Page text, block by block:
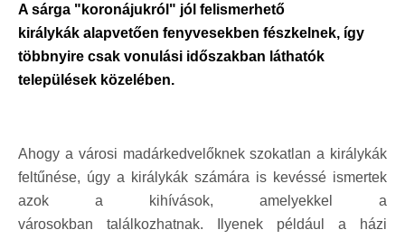
A sárga "koronájukról" jól felismerhető
királykák alapvetően fenyvesekben fészkelnek, így
többnyire csak vonulási időszakban láthatók
települések közelében.
Ahogy a városi madárkedvelőknek szokatlan a királykák
feltűnése, úgy a királykák számára is kevéssé ismertek
azok a kihívások, amelyekkel a
városokban találkozhatnak. Ilyenek például a házi